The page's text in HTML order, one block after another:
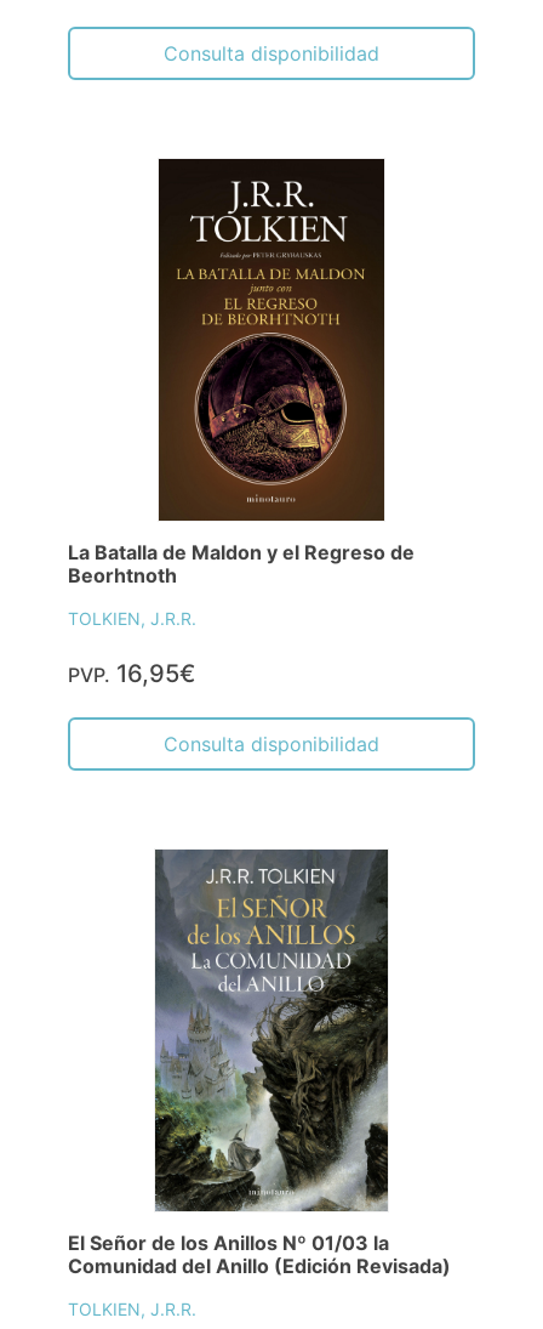
Consulta disponibilidad
La Batalla de Maldon y el Regreso de
Beorhtnoth
TOLKIEN, J.R.R.
PVP. 16,95€
Consulta disponibilidad
El Señor de los Anillos Nº 01/03 la
Comunidad del Anillo (Edición Revisada)
TOLKIEN, J.R.R.